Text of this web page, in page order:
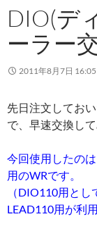
DIO(デ
ーラー
2011年8月7日 16:05
先日注文してお
で、早速交換して
今回使用したの
用のWRです。
（DIO110用とし
LEAD110用が利